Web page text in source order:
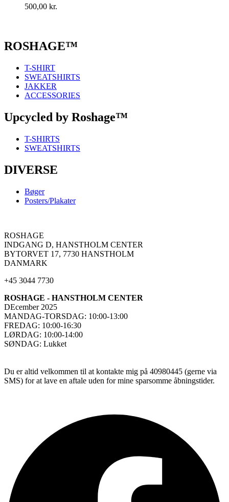
500,00 kr.
ROSHAGE™
T-SHIRT
SWEATSHIRTS
JAKKER
ACCESSORIES
Upcycled by Roshage™
T-SHIRTS
SWEATSHIRTS
DIVERSE
Bøger
Posters/Plakater
ROSHAGE
INDGANG D, HANSTHOLM CENTER
BYTORVET 17, 7730 HANSTHOLM
DANMARK
+45 3044 7730
ROSHAGE - HANSTHOLM CENTER
DEcember 2025
MANDAG-TORSDAG: 10:00-13:00
FREDAG: 10:00-16:30
LØRDAG: 10:00-14:00
SØNDAG: Lukket
Du er altid velkommen til at kontakte mig på 40980445 (gerne via
SMS) for at lave en aftale uden for mine sparsomme åbningstider.